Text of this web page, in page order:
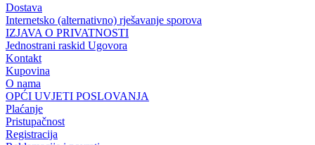
Dostava
Internetsko (alternativno) rješavanje sporova
IZJAVA O PRIVATNOSTI
Jednostrani raskid Ugovora
Kontakt
Kupovina
O nama
OPĆI UVJETI POSLOVANJA
Plaćanje
Pristupačnost
Registracija